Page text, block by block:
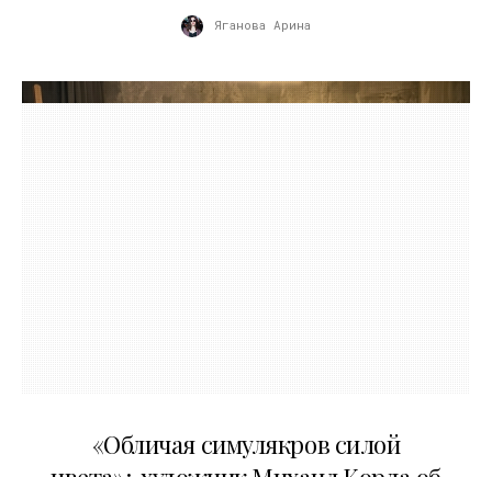
Яганова Арина
«Обличая симулякров силой